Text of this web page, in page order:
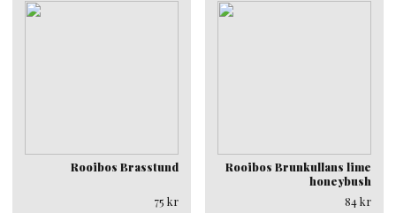
Rooibos Brasstund
75 kr
Rooibos Brunkullans lime
honeybush
84kr